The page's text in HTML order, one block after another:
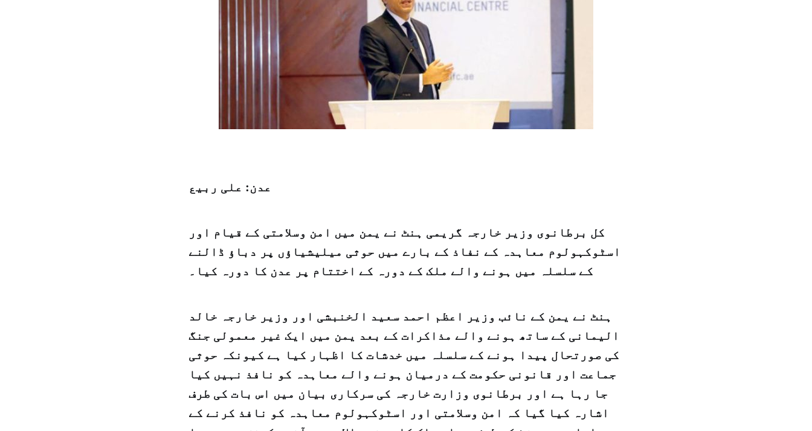
عدن: علی ربیع
کل برطانوی وزیر خارجہ گریمی ہنٹ نے یمن میں امن وسلامتی کے قیام اور
اسٹوکہولوم معاہدہ کے نفاذ کے بارے میں حوثی میلیشیاؤں پر دباؤ ڈالنے
کے سلسلہ میں ہونے والے ملک کے دورہ کے اختتام پر عدن کا دورہ کیا۔
ہنٹ نے یمن کے نائب وزیر اعظم احمد سعید الخنبشی اور وزیر خارجہ خالد
الیمانی کے ساتھ ہونے والے مذاکرات کے بعد یمن میں ایک غیر معمولی جنگ
کی صورتحال پیدا ہونے کے سلسلہ میں خدشات کا اظہار کیا ہے کیونکہ حوثی
جماعت اور قانونی حکومت کے درمیان ہونے والے معاہدہ کو نافذ نہیں کیا
جا رہا ہے اور برطانوی وزارت خارجہ کی سرکاری بیان میں اس بات کی طرف
اشارہ کیا گیا کہ امن وسلامتی اور اسٹوکہولوم معاہدہ کو نافذ کرنے کے